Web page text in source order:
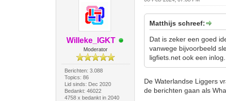
Willeke_IGKT
Moderator
Berichten: 3.088
Topics: 86
Lid sinds: Dec 2020
Bedankt: 46022
4758 x bedankt in 2040
Matthijs schreef:
Dat is zeker een goed
vanwege bijvoorbeeld
ligfiets.net ook een inlog.
De Waterlandse Liggers
de berichten gaan als